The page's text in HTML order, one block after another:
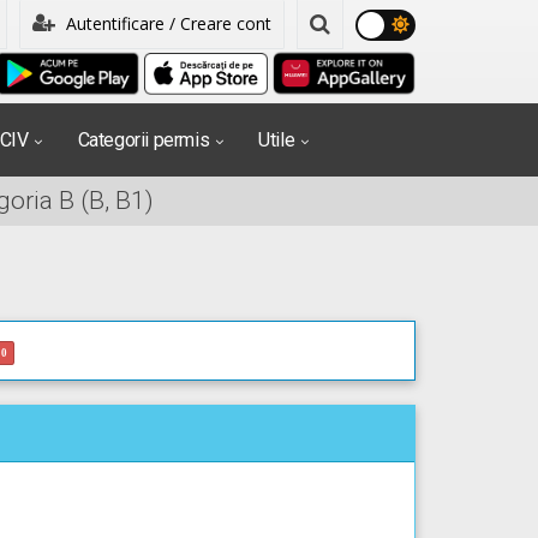
Autentificare / Creare cont
Categorii permis Utile
B (B, B1)
0